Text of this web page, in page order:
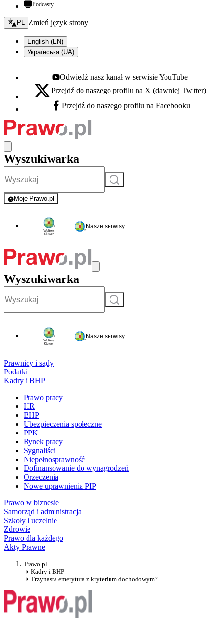
Podcasty
Zmień język - bieżący:
PL Zmień język strony
English (EN)
Українська (UA)
Youtube - otwiera się w nowej karcie
Odwiedź nasz kanał w serwisie YouTube
X - otwiera się w nowej karcie
Przejdź do naszego profilu na X (dawniej Twitter)
Facebook - otwiera się w nowej karcie
Przejdź do naszego profilu na Facebooku
Wyszukiwarka
Szukaj
Moje Prawo.pl
- rejestracja i logowanie do serwisu
Nasze serwisy
Wyszukiwarka
Szukaj
Nasze serwisy
Prawnicy i sądy
Podatki
Kadry i BHP
Prawo pracy
HR
BHP
Ubezpieczenia społeczne
PPK
Rynek pracy
Sygnaliści
Niepełnosprawność
Dofinansowanie do wynagrodzeń
Orzeczenia
Nowe uprawnienia PIP
Prawo w biznesie
Samorząd i administracja
Szkoły i uczelnie
Zdrowie
Prawo dla każdego
Akty Prawne
Prawo.pl
Kadry i BHP
Trzynasta emerytura z kryterium dochodowym?